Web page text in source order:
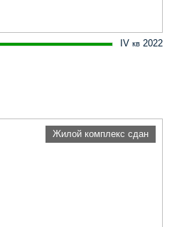
IV кв 2022
Жилой комплекс сдан